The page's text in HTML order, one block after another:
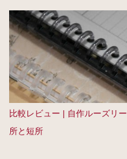
比較レビュー | 自作ルーズリ
所と短所